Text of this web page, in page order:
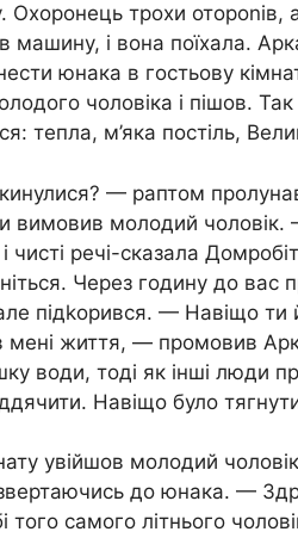
трохи отороnів,
машину, і вона поїхала.
юнака в гостьову
чоловіка і пішов.
тепла, м’яка постіль,
— раптом
вимовив молодий чоловік.
і чисті речі-сказала
Через годину до вас
підkорився. — Навіщо
мені життя, — промовив
води, тоді як інші люди
Навіщо було
увійшов молодий
до юнака. —
того самого літнього